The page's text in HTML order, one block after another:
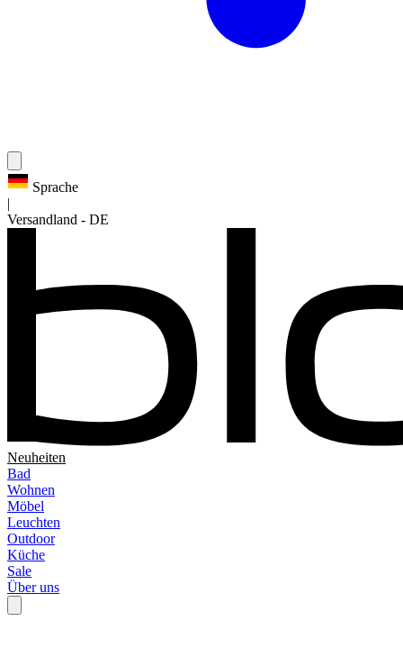
Sprache
Versandland - DE
Neuheiten
Bad
Wohnen
Möbel
Leuchten
Outdoor
Küche
Sale
Über uns